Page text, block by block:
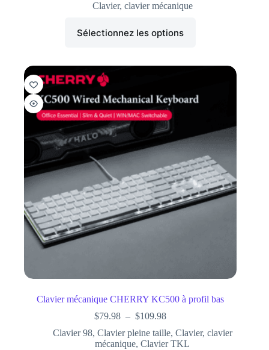
Clavier, clavier mécanique
Sélectionnez les options
Clavier mécanique CHERRY KC500 à profil bas
$79.98 – $109.98
Clavier 98, Clavier pleine taille, Clavier, clavier
mécanique,Clavier TKL